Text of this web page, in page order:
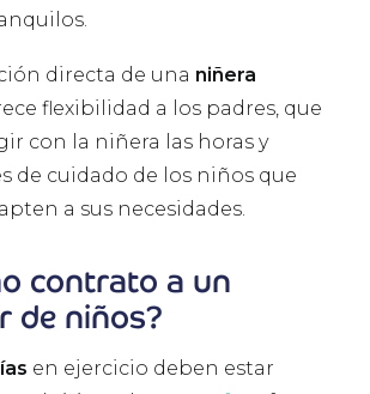
directa de una niñera
flexibilidad a los padres, que
con la niñera las horas y
de cuidado de los niños que
a sus necesidades.
contrato a un
de niños?
en ejercicio deben estar